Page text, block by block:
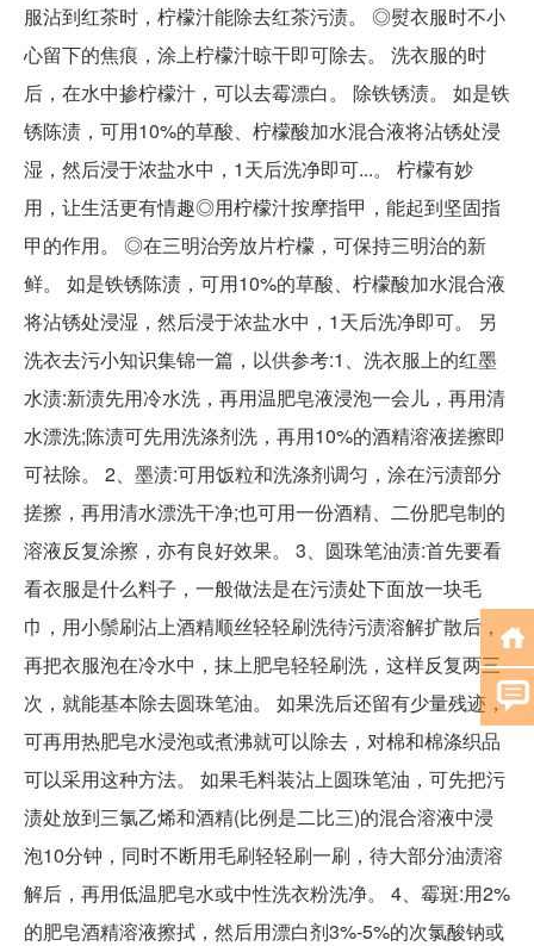
服沾到红茶时，柠檬汁能除去红茶污渍。 ◎熨衣服时不小
心留下的焦痕，涂上柠檬汁晾干即可除去。 洗衣服的时
后，在水中掺柠檬汁，可以去霉漂白。 除铁锈渍。 如是铁
锈陈渍，可用10%的草酸、柠檬酸加水混合液将沾锈处浸
湿，然后浸于浓盐水中，1天后洗净即可...。 柠檬有妙
用，让生活更有情趣◎用柠檬汁按摩指甲，能起到坚固指
甲的作用。 ◎在三明治旁放片柠檬，可保持三明治的新
鲜。 如是铁锈陈渍，可用10%的草酸、柠檬酸加水混合液
将沾锈处浸湿，然后浸于浓盐水中，1天后洗净即可。 另
洗衣去污小知识集锦一篇，以供参考:1、洗衣服上的红墨
水渍:新渍先用冷水洗，再用温肥皂液浸泡一会儿，再用清
水漂洗;陈渍可先用洗涤剂洗，再用10%的酒精溶液搓擦即
可祛除。 2、墨渍:可用饭粒和洗涤剂调匀，涂在污渍部分
搓擦，再用清水漂洗干净;也可用一份酒精、二份肥皂制的
溶液反复涂擦，亦有良好效果。 3、圆珠笔油渍:首先要看
看衣服是什么料子，一般做法是在污渍处下面放一块毛
巾，用小鬃刷沾上酒精顺丝轻轻刷洗待污渍溶解扩散后，
再把衣服泡在冷水中，抹上肥皂轻轻刷洗，这样反复两三
次，就能基本除去圆珠笔油。 如果洗后还留有少量残迹，
可再用热肥皂水浸泡或煮沸就可以除去，对棉和棉涤织品
可以采用这种方法。 如果毛料装沾上圆珠笔油，可先把污
渍处放到三氯乙烯和酒精(比例是二比三)的混合溶液中浸
泡10分钟，同时不断用毛刷轻轻刷一刷，待大部分油渍溶
解后，再用低温肥皂水或中性洗衣粉洗净。 4、霉斑:用2%
的肥皂酒精溶液擦拭，然后用漂白剂3%-5%的次氯酸钠或